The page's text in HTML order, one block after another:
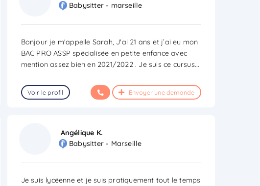
Babysitter - marseille
Bonjour je m'appelle Sarah, J'ai 21 ans et j’ai eu mon
BAC PRO ASSP spécialisée en petite enfance avec
mention assez bien en 2021/2022 . Je suis ce cursus...
Voir le profil Envoyer une demande
Angélique K.
Babysitter - Marseille
Je suis lycéenne et je suis pratiquement tout le temps